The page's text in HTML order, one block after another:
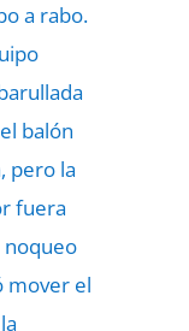
a rabo.
balón
pero la
fuera
noqueo
mover el